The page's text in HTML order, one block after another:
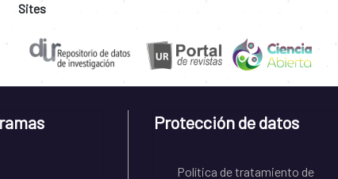
Sites
Protección de datos
Política de tratamiento de